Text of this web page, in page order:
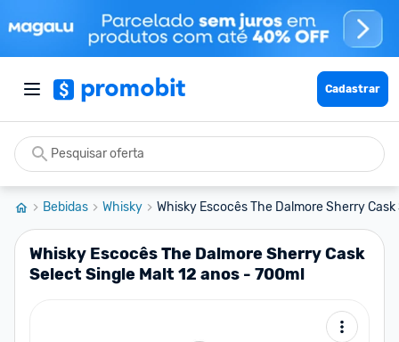
Cadastrar
Bebidas Whisky Whisky Escocês The Dalmore Sherry
Whisky Escocês The Dalmore Sherry Cask
Select Single Malt 12 anos - 700ml